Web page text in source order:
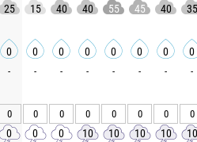
25 15 40 40 55 45 40 35
0 0 0 0 0 0 0 0
- - - - - - - -
0 0 0 0 0 0 0 0
0 0 0 10 10 10 10 10